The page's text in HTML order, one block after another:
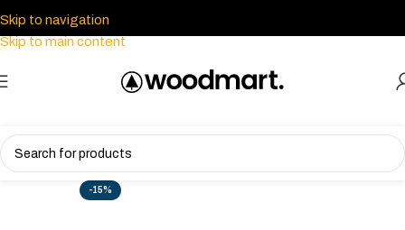
Skip to navigation
Skip to main content
-15%